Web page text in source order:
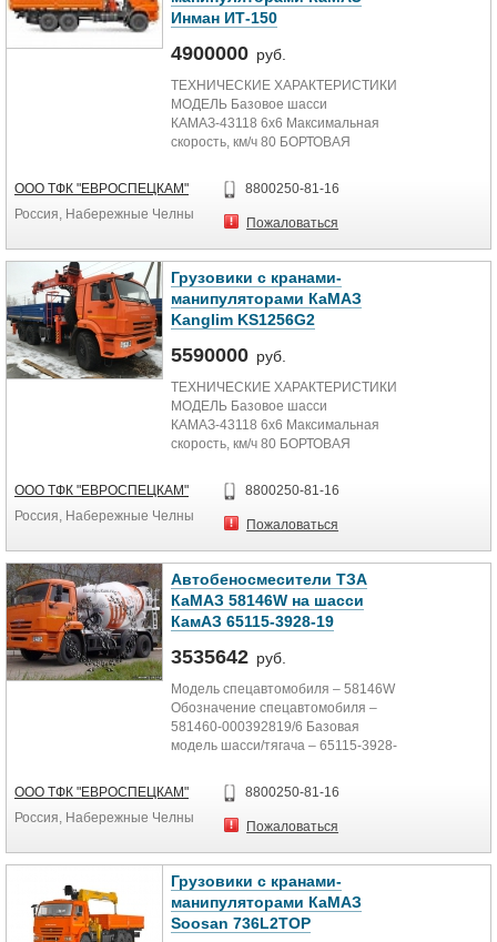
Инман ИТ-150
4900000 руб.
ТЕХНИЧЕСКИЕ ХАРАКТЕРИСТИКИ
МОДЕЛЬ Базовое шасси
КАМАЗ-43118 6х6 Максимальная
скорость, км/ч 80 БОРТОВАЯ
платформы,...
ООО ТФК "ЕВРОСПЕЦКАМ"
Россия, Набережные Челны
8800250-81-16
Пожаловаться
Грузовики с кранами-
манипуляторами КаМАЗ
Kanglim KS1256G2
5590000 руб.
ТЕХНИЧЕСКИЕ ХАРАКТЕРИСТИКИ
МОДЕЛЬ Базовое шасси
КАМАЗ-43118 6х6 Максимальная
скорость, км/ч 80 БОРТОВАЯ
платформы,...
ООО ТФК "ЕВРОСПЕЦКАМ"
Россия, Набережные Челны
8800250-81-16
Пожаловаться
Автобеносмесители ТЗА
КаМАЗ 58146W на шасси
КамАЗ 65115-3928-19
3535642 руб.
Модель спецавтомобиля – 58146W
Обозначение спецавтомобиля –
581460-000392819/6 Базовая
модель шасси/тягача – 65115-3928-
ООО ТФК "ЕВРОСПЕЦКАМ"
Россия, Набережные Челны
8800250-81-16
Пожаловаться
Грузовики с кранами-
манипуляторами КаМАЗ
Soosan 736L2TOP